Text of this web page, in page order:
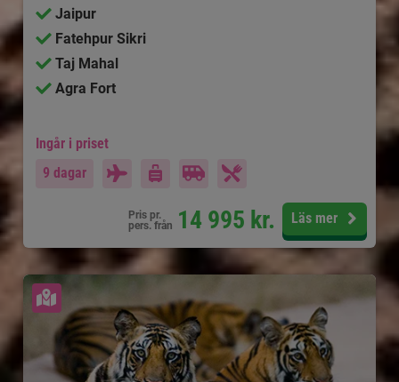
Jaipur
Fatehpur Sikri
Taj Mahal
Agra Fort
Ingår i priset
9 dagar
Pris pr.
pers. från 14 995 kr. Läs mer